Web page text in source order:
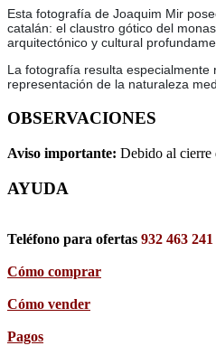
Esta fotografía de Joaquim Mir
catalán: el claustro gótico del
arquitectónico y cultural
La fotografía resulta
representación de la naturaleza
OBSERVACIONES
Aviso importante: Debido al cierre
AYUDA
Teléfono para ofertas 932 463 241
Cómo comprar
Cómo vender
Pagos